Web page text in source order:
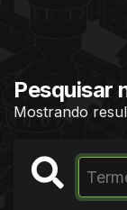
Pesquisar
Mostrando